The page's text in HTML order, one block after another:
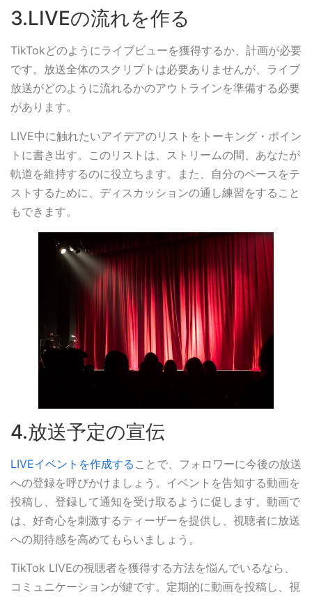
3.LIVEの流れを作る
TikTokどのようにライブビューを獲得するか、計画が必要
です。放送全体のスクリプトは必要ありませんが、ライブ
放送がどのように流れるかのアウトラインを準備する必要
があります。
LIVE中に触れたいアイデアのリストをトーキング・ポイン
トに書き出す。このリストは、ストリームの間、あなたが
軌道を維持するのに役立ちます。また、自分のペースをテ
ストするために、ディスカッションの通し練習をすること
もできます。
4.放送予定の宣伝
LIVEイベントを作成する ことで、フォロワーに今後の放送
への登録を呼びかけましょう。イベントを告知する動画を
投稿し、登録して通知を受け取るように促します。動画で
は、好奇心を刺激するティーザーを提供し、視聴者に放送
への期待感を高めてもらいましょう。
TikTok LIVEの視聴者を獲得する方法を悩んでいるなら、
コミュニケーションが鍵です。定期的に動画を投稿し、視